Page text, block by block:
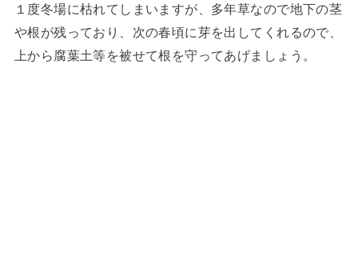
１度冬場に枯れてしまいますが、多年草なので地下の茎
や根が残っており、次の春頃に芽を出してくれるので、
上から腐葉土等を被せて根を守ってあげましょう。